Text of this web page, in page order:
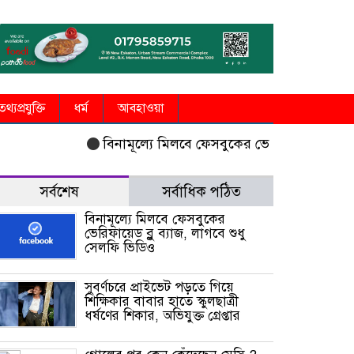
ধর্ম আবহাওয়া
বিনামূল্যে মিলবে ফেসবুকের ভেরিফায়েড ব্লু ব্যাজ,
সর্বশেষ সর্বাধিক পঠিত
বিনামূল্যে মিলবে ফেসবুকের
ভেরিফায়েড ব্লু ব্যাজ, লাগবে শুধু
সেলফি ভিডিও
সুবর্ণচরে প্রাইভেট পড়তে গিয়ে
শিক্ষিকার বাবার হাতে স্কুলছাত্রী
ধর্ষণের শিকার, অভিযুক্ত গ্রেপ্তার